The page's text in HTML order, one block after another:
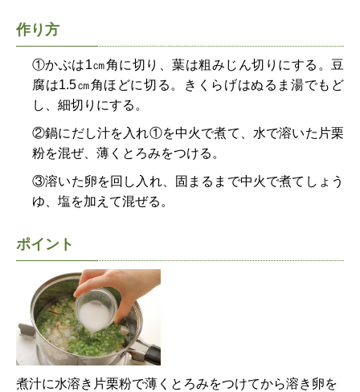
作り方
①かぶは1㎝角に切り、葉は粗みじん切りにする。豆
腐は1.5㎝角ほどに切る。きくらげはぬるま湯でもど
し、細切りにする。
②鍋にだし汁を入れ①を中火で煮て、水で溶いた片栗
粉を混ぜ、薄くとろみをつける。
③溶いた卵を回し入れ、固まるまで中火で煮てしょう
ゆ、塩を加えて混ぜる。
ポイント
煮汁に水溶き片栗粉で薄くとろみをつけてから溶き卵を